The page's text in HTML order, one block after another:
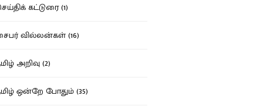
கட்டுரை (1)
வில்லன்கள் (16)
அறிவு (2)
ஒன்றே போதும் (35)